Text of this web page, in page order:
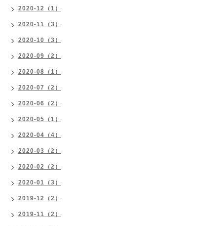
2020-12（1）
2020-11（3）
2020-10（3）
2020-09（2）
2020-08（1）
2020-07（2）
2020-06（2）
2020-05（1）
2020-04（4）
2020-03（2）
2020-02（2）
2020-01（3）
2019-12（2）
2019-11（2）